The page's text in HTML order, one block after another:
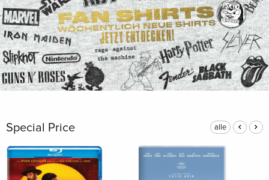
Special Price alle